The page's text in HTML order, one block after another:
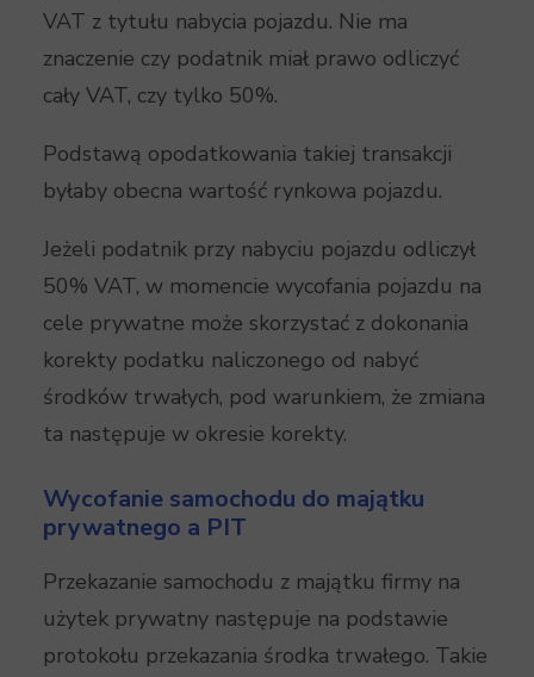
VAT z tytułu nabycia pojazdu. Nie ma
znaczenie czy podatnik miał prawo odliczyć
cały VAT, czy tylko 50%.
Podstawą opodatkowania takiej transakcji
byłaby obecna wartość rynkowa pojazdu.
Jeżeli podatnik przy nabyciu pojazdu odliczył
50% VAT, w momencie wycofania pojazdu na
cele prywatne może skorzystać z dokonania
korekty podatku naliczonego od nabyć
środków trwałych, pod warunkiem, że zmiana
ta następuje w okresie korekty.
Wycofanie samochodu do majątku
prywatnego a PIT
Przekazanie samochodu z majątku firmy na
użytek prywatny następuje na podstawie
protokołu przekazania środka trwałego. Takie